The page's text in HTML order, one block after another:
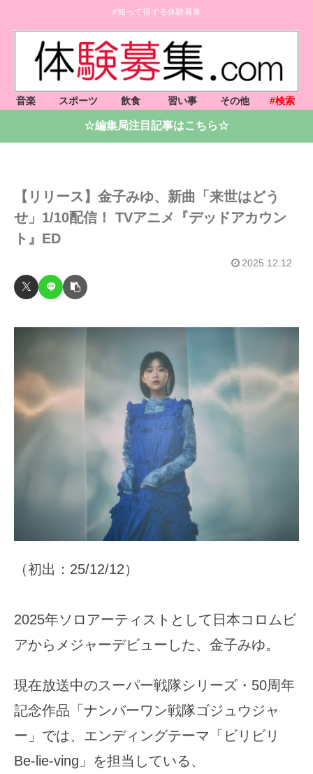
#知って得する体験募集
音楽 スポーツ 飲食 習い事 その他 #検索
☆編集局注目記事はこちら☆
【リリース】金子みゆ、新曲「来世はどう
せ」1/10配信！ TVアニメ『デッドアカウン
ト』ED
2025.12.12
（初出：25/12/12）
2025年ソロアーティストとして日本コロムビ
アからメジャーデビューした、金子みゆ。
現在放送中のスーパー戦隊シリーズ・50周年
記念作品「ナンバーワン戦隊ゴジュウジャ
ー」では、エンディングテーマ「ビリビリ
Be-lie-ving」を担当している、